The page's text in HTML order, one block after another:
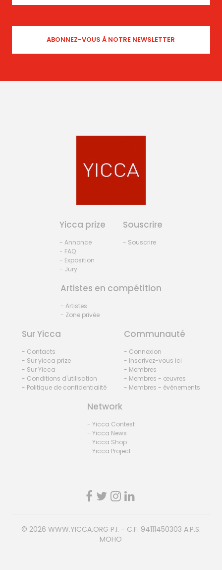
Yicca prize
- Annonce
- FAQ
- Exposition
- Jury
Souscrire
- Souscrire
Artistes en compétition
- Artistes
- Zone privée
Sur Yicca
- Contacts
- Sur yicca prize
- Sur Yicca
- Conditions d'utilisation
- Politique de confidentialité
Communauté
- Connexion
- Inscrivez-vous ici
- Membres
- Membres - œuvres
- Membres - événements
Network
- Yicca Contest
- Yicca News
- Yicca Shop
- Yicca Project
© 2026 WWW.YICCA.ORG P.I. - C.F. 94111450303 A.P.S.
MOHO